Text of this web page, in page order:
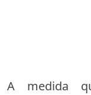
A medida